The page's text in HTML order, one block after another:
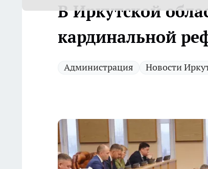
В Иркутской
кардинальной
Администрация Новости